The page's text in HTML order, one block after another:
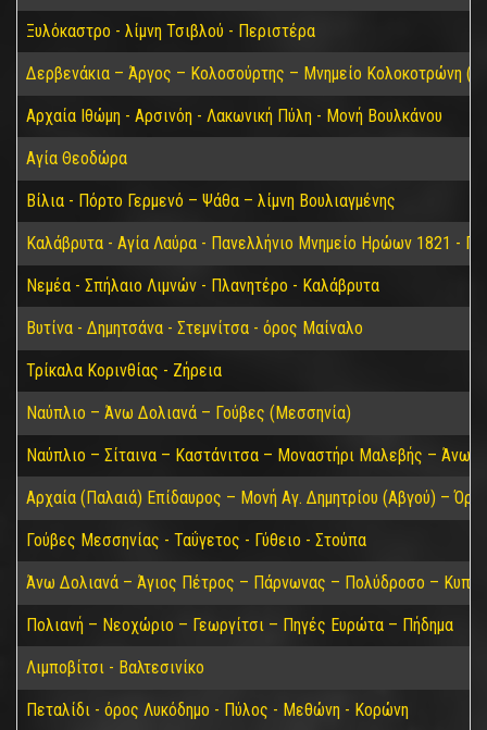
Ξυλόκαστρο - λίμνη Τσιβλού - Περιστέρα
Δερβενάκια – Άργος – Κολοσούρτης – Μνημείο Κολοκοτρώνη
Αρχαία Ιθώμη - Αρσινόη - Λακωνική Πύλη - Μονή Βουλκάνου
Αγία Θεοδώρα
Βίλια - Πόρτο Γερμενό – Ψάθα – λίμνη Βουλιαγμένης
Καλάβρυτα - Αγία Λαύρα - Πανελλήνιο Μνημείο Ηρώων 1821 -
Νεμέα - Σπήλαιο Λιμνών - Πλανητέρο - Καλάβρυτα
Βυτίνα - Δημητσάνα - Στεμνίτσα - όρος Μαίναλο
Τρίκαλα Κορινθίας - Ζήρεια
Ναύπλιο – Άνω Δολιανά – Γούβες (Μεσσηνία)
Ναύπλιο – Σίταινα – Καστάνιτσα – Μοναστήρι Μαλεβής – Άνω
Αρχαία (Παλαιά) Επίδαυρος – Μονή Αγ. Δημητρίου (Αβγού) –
Γούβες Μεσσηνίας - Ταΰγετος - Γύθειο - Στούπα
Άνω Δολιανά – Άγιος Πέτρος – Πάρνωνας – Πολύδροσο –
Πολιανή – Νεοχώριο – Γεωργίτσι – Πηγές Ευρώτα – Πήδημα
Λιμποβίτσι - Βαλτεσινίκο
Πεταλίδι - όρος Λυκόδημο - Πύλος - Μεθώνη - Κορώνη